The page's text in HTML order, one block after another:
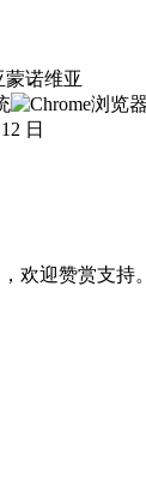
蒙诺维亚
日
欢迎赞赏支持。